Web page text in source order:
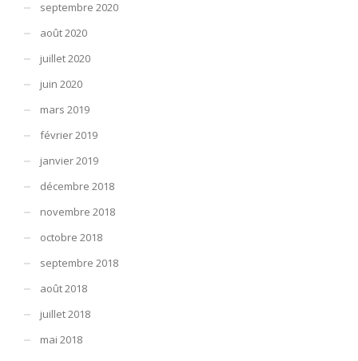
septembre 2020
août 2020
juillet 2020
juin 2020
mars 2019
février 2019
janvier 2019
décembre 2018
novembre 2018
octobre 2018
septembre 2018
août 2018
juillet 2018
mai 2018